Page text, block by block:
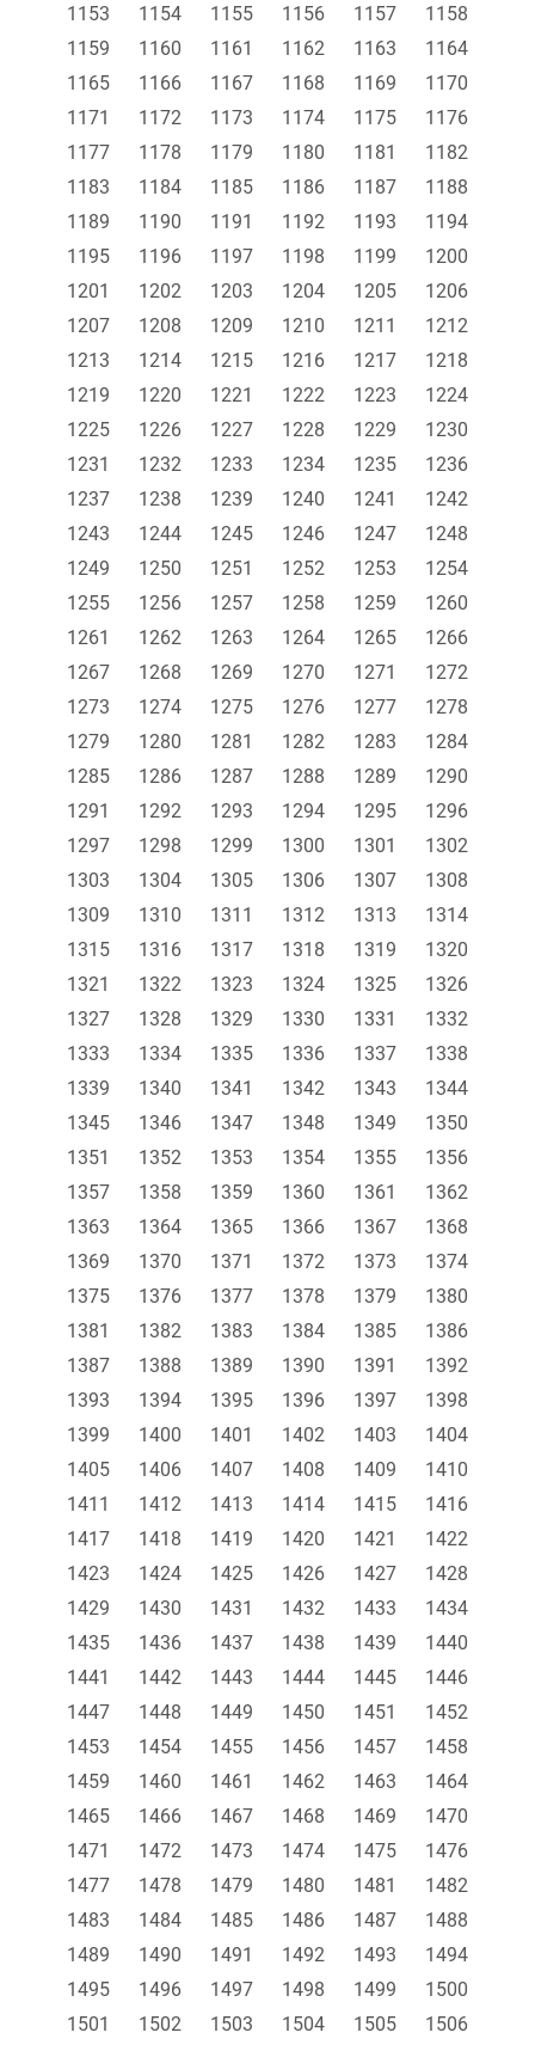
1153 1154 1155 1156 1157
1158
1159
1160 1161 1162 1163
1164
1165
1166 1167 1168 1169
1170
1171
1172 1173 1174 1175
1176
1177
1178 1179 1180 1181
1182
1183
1184 1185 1186 1187
1188
1189
1190 1191 1192 1193
1194
1195
1196 1197 1198 1199
1200
1201
1202 1203 1204 1205
1206
1207
1208 1209 1210 1211
1212
1213
1214 1215 1216 1217
1218
1219
1220 1221 1222 1223
1224
1225
1226 1227 1228 1229
1230
1231
1232 1233 1234 1235
1236
1237
1238 1239 1240 1241
1242
1243
1244 1245 1246 1247
1248
1249
1250 1251 1252 1253
1254
1255
1256 1257 1258 1259
1260
1261
1262 1263 1264 1265
1266
1267
1268 1269 1270 1271
1272
1273
1274 1275 1276 1277
1278
1279
1280 1281 1282 1283
1284
1285
1286 1287 1288 1289
1290
1291
1292 1293 1294 1295
1296
1297
1298 1299 1300 1301
1302
1303
1304 1305 1306 1307
1308
1309
1310 1311 1312 1313
1314
1315
1316 1317 1318 1319
1320
1321
1322 1323 1324 1325
1326
1327
1328 1329 1330 1331
1332
1333
1334 1335 1336 1337
1338
1339
1340 1341 1342 1343
1344
1345
1346 1347 1348 1349
1350
1351
1352 1353 1354 1355
1356
1357
1358 1359 1360 1361
1362
1363
1364 1365 1366 1367
1368
1369
1370 1371 1372 1373
1374
1375
1376 1377 1378 1379
1380
1381
1382 1383 1384 1385
1386
1387
1388 1389 1390 1391
1392
1393
1394 1395 1396 1397
1398
1399
1400 1401 1402 1403
1404
1405
1406 1407 1408 1409
1410
1411
1412 1413 1414 1415
1416
1417
1418 1419 1420 1421
1422
1423
1424 1425 1426 1427
1428
1429
1430 1431 1432 1433
1434
1435
1436 1437 1438 1439
1440
1441
1442 1443 1444 1445
1446
1447
1448 1449 1450 1451
1452
1453
1454 1455 1456 1457
1458
1459
1460 1461 1462 1463
1464
1465
1466 1467 1468 1469
1470
1471
1472 1473 1474 1475
1476
1477
1478 1479 1480 1481
1482
1483
1484 1485 1486 1487
1488
1489
1490 1491 1492 1493
1494
1495
1496 1497 1498 1499
1500
1501
1502 1503 1504 1505
1506